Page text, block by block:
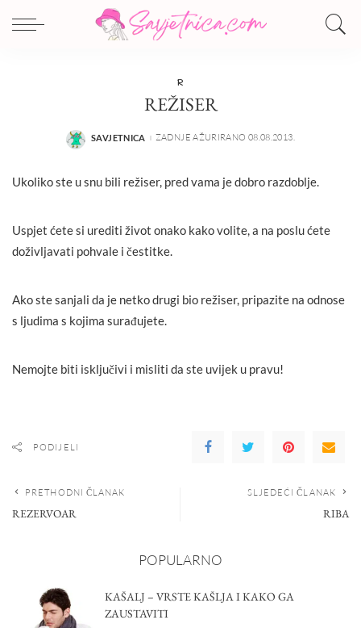
R
REŽISER
POSTED
SAVJETNICA ZADNJE AŽURIRANO 08.08.2013.
Ukoliko ste u snu bili režiser, pred vama je dobro razdoblje.
Uspjet ćete si urediti život onako kako volite, a na poslu ćete
doživljavati pohvale i čestitke.
Ako ste sanjali da je netko drugi bio režiser, pripazite na odnose
s ljudima s kojima surađujete.
Nemojte biti isključivi i misliti da ste uvijek u pravu!
PODIJELI
PRETHODNI ČLANAK
REZERVOAR
SLJEDEĆI ČLANAK
RIBA
POPULARNO
KAŠALJ – VRSTE KAŠLJA I KAKO GA
ZAUSTAVITI